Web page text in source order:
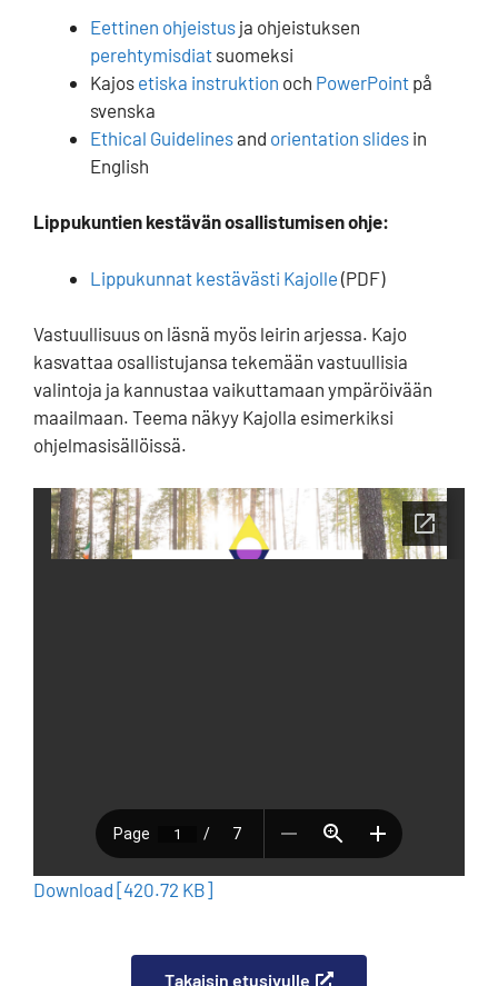
Eettinen ohjeistus ja ohjeistuksen
perehtymisdiat suomeksi
Kajos etiska instruktion och PowerPoint på
svenska
Ethical Guidelinesand orientation slides in
English
Lippukuntien kestävän osallistumisen ohje:
Lippukunnat kestävästi Kajolle (PDF)
Vastuullisuus on läsnä myös leirin arjessa. Kajo
kasvattaa osallistujansa tekemään vastuullisia
valintoja ja kannustaa vaikuttamaan ympäröivään
maailmaan. Teema näkyy Kajolla esimerkiksi
ohjelmasisällöissä.
Download [420.72 KB]
Takaisin etusivulle